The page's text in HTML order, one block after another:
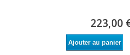
223,00
Ajouter au panier